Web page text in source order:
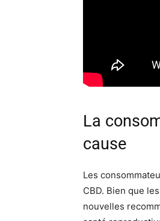
La
cause
Les
CBD. Bien que
nouvelles